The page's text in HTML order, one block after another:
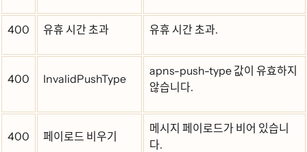
400 유휴 시간 초과 유휴 시간 초과.
400 InvalidPushType
apns-push-type 값이 유효하지
않습니다.
400 페이로드 비우기
메시지 페이로드가 비어 있습니
다.